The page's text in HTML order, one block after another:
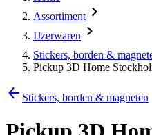
Assortiment
IJzerwaren
Stickers, borden &
Pickup 3D Home
Stickers, borden & magneten